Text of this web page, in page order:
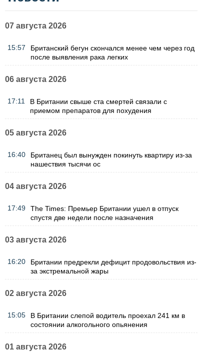
07 августа 2026
15:57
Британский бегун скончался менее чем через год
после выявления рака легких
06 августа 2026
17:11
В Британии свыше ста смертей связали с
приемом препаратов для похудения
05 августа 2026
16:40
Британец был вынужден покинуть квартиру из-за
нашествия тысячи ос
04 августа 2026
17:49
The Times: Премьер Британии ушел в отпуск
спустя две недели после назначения
03 августа 2026
16:20
Британии предрекли дефицит продовольствия из-
за экстремальной жары
02 августа 2026
15:05
В Британии слепой водитель проехал 241 км в
состоянии алкогольного опьянения
01 августа 2026